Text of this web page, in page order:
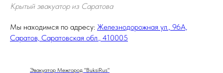
Крытый эвакуатор из Саратова
Мы находимся по адресу: Железнодорожная ул., 96А,
Саратов, Саратовская обл., 410005
Эвакуатор Межгород "BuksiRus"